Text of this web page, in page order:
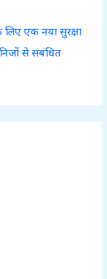
एक नया सुरक्षा
से संबंधित